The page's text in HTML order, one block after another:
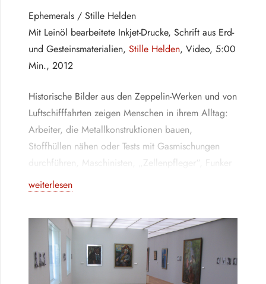
Ephemerals / Stille Helden
Mit Leinöl bearbeitete Inkjet-Drucke, Schrift aus Erd-
und Gesteinsmaterialien, Stille Helden, Video, 5:00
Min., 2012
Historische Bilder aus den Zeppelin-Werken und von
Luftschifffahrten zeigen Menschen in ihrem Alltag:
Arbeiter, die Metallkonstruktionen bauen,
Stoffhüllen nähen oder Tests mit Gasmischungen
durchführen, Maschinisten, „Zellenpfleger“, Funker
und das Personal, das bei den Fahrten in
Restaurant, Bar oder Service arbeitete. Die
der Luftschiffbau Zeppelin GmbH wurden mit Leinöl
bearbeitet.
Die obersten Bildschichten sind abgetragen, das
weiterlesen